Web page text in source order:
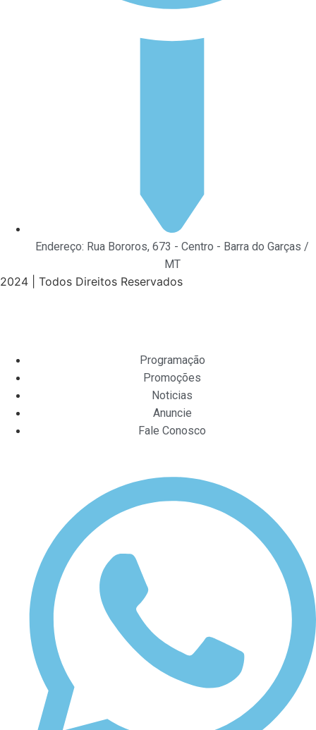
Endereço: Rua Bororos, 673 - Centro - Barra do Garças /
MT
2024 | Todos Direitos Reservados
Programação
Promoções
Noticias
Anuncie
Fale Conosco